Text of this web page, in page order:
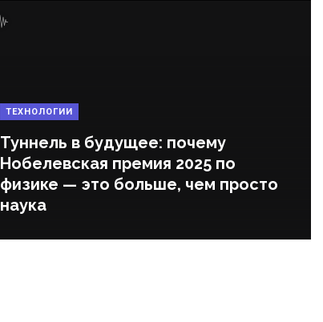
ТЕХНОЛОГИИ
Туннель в будущее: почему
Нобелевская премия 2025 по
физике — это больше, чем просто
наука